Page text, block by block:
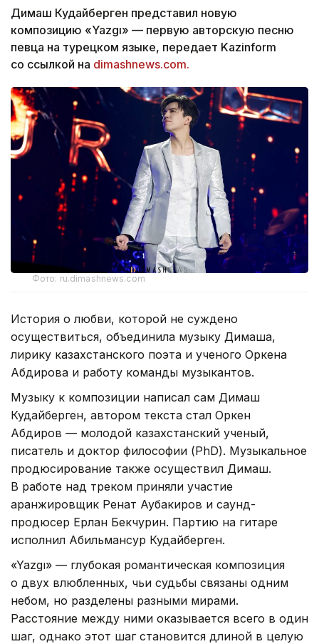
Димаш Кудайберген представил новую
композицию «Yazgı» — первую авторскую песню
певца на турецком языке, передает Kazinform
со ссылкой на dimashnews.com.
Фото: ru.dimashnews.com
История о любви, которой не суждено
осуществиться, объединила музыку Димаша,
лирику казахстанского поэта и ученого Оркена
Абдирова и работу команды музыкантов.
Музыку к композиции написал сам Димаш
Кудайберген, автором текста стал Оркен
Абдиров — молодой казахстанский ученый,
писатель и доктор философии (PhD). Музыкальное
продюсирование также осуществил Димаш.
В работе над треком приняли участие
аранжировщик Ренат Аубакиров и саунд-
продюсер Ерлан Бекчурин. Партию на гитаре
исполнил Абильмансур Кудайберген.
«Yazgı» — глубокая романтическая композиция
о двух влюбленных, чьи судьбы связаны одним
небом, но разделены разными мирами.
Расстояние между ними оказывается всего в один
шаг, однако этот шаг становится длиной в целую